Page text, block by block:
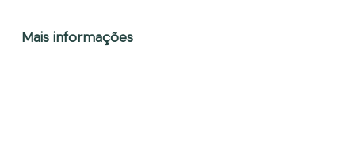
Mais informações